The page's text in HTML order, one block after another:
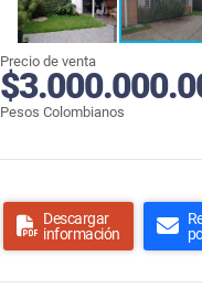
Precio de venta
Pesos Colombianos
Descargar
información